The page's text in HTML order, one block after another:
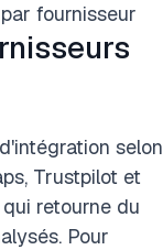
fournisseur
selon
Trustpilot et
retourne du
Pour